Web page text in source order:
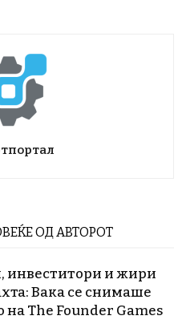
ОД АВТОРОТ
инвеститори и жири
Вака се снимаше
на The Founder Games